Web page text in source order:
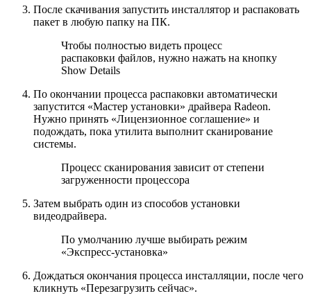
После скачивания запустить инсталлятор и распаковать
пакет в любую папку на ПК.
Чтобы полностью видеть процесс
распаковки файлов, нужно нажать на кнопку
Show Details
По окончании процесса распаковки автоматически
запустится «Мастер установки» драйвера Radeon.
Нужно принять «Лицензионное соглашение» и
подождать, пока утилита выполнит сканирование
системы.
Процесс сканирования зависит от степени
загруженности процессора
Затем выбрать один из способов установки
видеодрайвера.
По умолчанию лучше выбирать режим
«Экспресс-установка»
Дождаться окончания процесса инсталляции, после чего
кликнуть «Перезагрузить сейчас».